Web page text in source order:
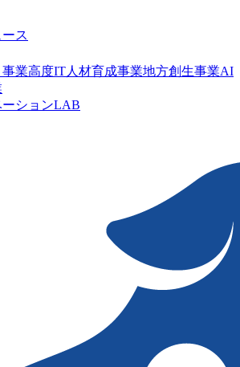
ス
業高度IT人材育成事業地方創生事業AI
ションLAB